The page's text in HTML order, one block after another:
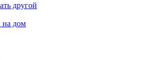
другой
на дом